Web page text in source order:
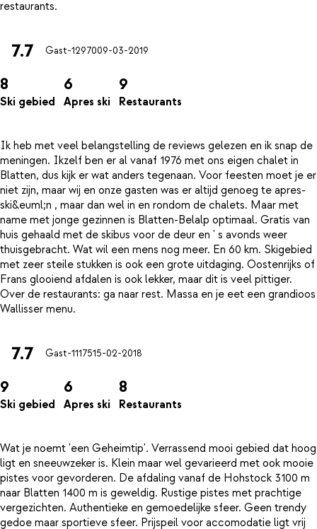
7.7 Gast-1297009-03-2019
8
Ski gebied
6
Apres ski
9
Restaurants
Ik heb met veel belangstelling de reviews gelezen en ik snap de
meningen. Ikzelf ben er al vanaf 1976 met ons eigen chalet in
Blatten, dus kijk er wat anders tegenaan. Voor feesten moet je er
niet zijn, maar wij en onze gasten was er altijd genoeg te apres-
ski&euml;n , maar dan wel in en rondom de chalets. Maar met
name met jonge gezinnen is Blatten-Belalp optimaal. Gratis van
huis gehaald met de skibus voor de deur en ' s avonds weer
thuisgebracht. Wat wil een mens nog meer. En 60 km. Skigebied
met zeer steile stukken is ook een grote uitdaging. Oostenrijks of
Frans glooiend afdalen is ook lekker, maar dit is veel pittiger.
Over de restaurants: ga naar rest. Massa en je eet een grandioos
7.7 Gast-1117515-02-2018
9
Ski gebied
6
Apres ski
8
Restaurants
Wat je noemt 'een Geheimtip'. Verrassend mooi gebied dat hoog
ligt en sneeuwzeker is. Klein maar wel gevarieerd met ook mooie
pistes voor gevorderen. De afdaling vanaf de Hohstock 3100 m
naar Blatten 1400 m is geweldig. Rustige pistes met prachtige
vergezichten. Authentieke en gemoedelijke sfeer. Geen trendy
gedoe maar sportieve sfeer. Prijspeil voor accomodatie ligt vrij